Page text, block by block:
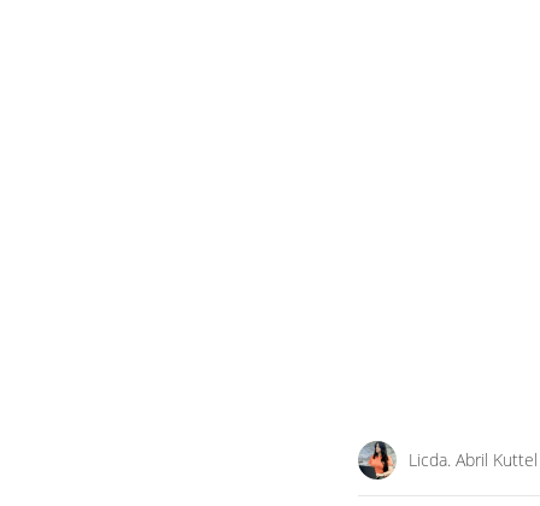
Licda. Abril Kuttel